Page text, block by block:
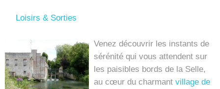
Loisirs & Sorties
Venez découvrir les instants de
sérénité qui vous attendent sur
les paisibles bords de la Selle,
au cœur du charmantvillage de